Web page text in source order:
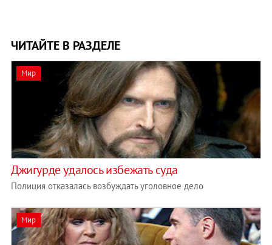
ЧИТАЙТЕ В РАЗДЕЛЕ
Мир
Джигурде удалось избежать суда
Полиция отказалась возбуждать уголовное дело
Мир